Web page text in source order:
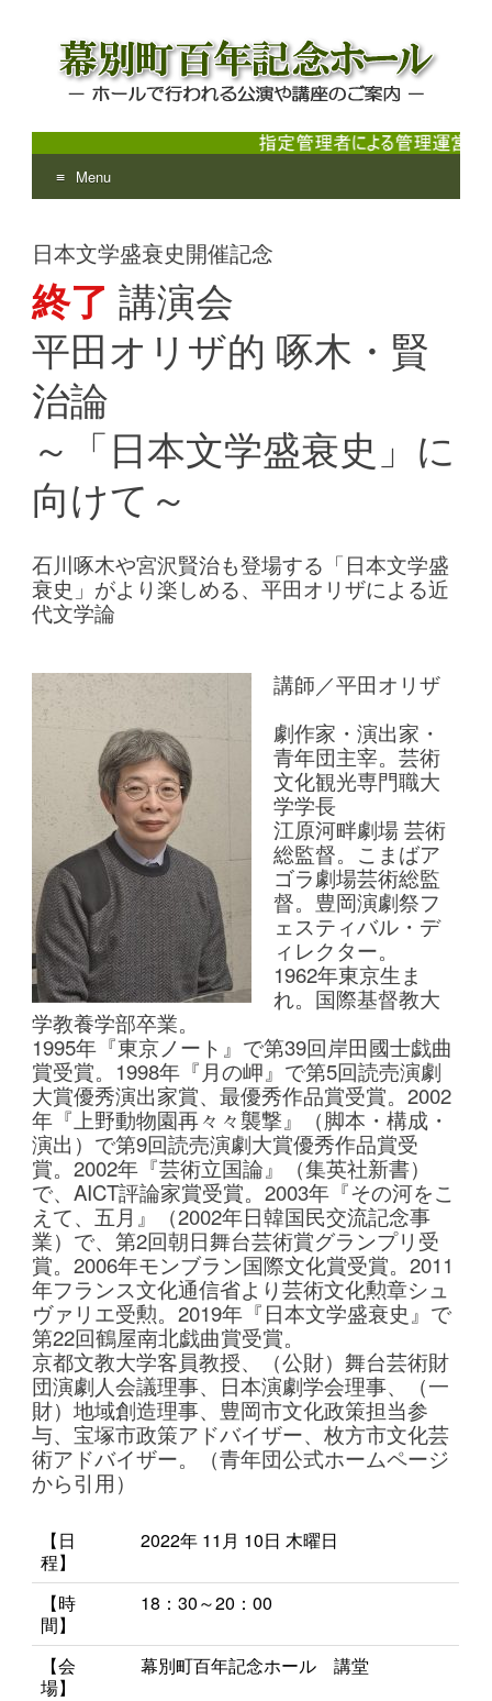
幕別町百年記念ホール
ホールで行われる公演や講座のご案内
Menu
to
content
日本文学盛衰史開催記念
終了講演会
平田オリザ的 啄木・賢
治論
～「日本文学盛衰史」に
向けて～
石川啄木や宮沢賢治も登場する「日本文学盛
衰史」がより楽しめる、平田オリザによる近
代文学論
講師／平田オリザ
劇作家・演出家・
青年団主宰。芸術
文化観光専門職大
学学長
江原河畔劇場 芸術
総監督。こまばア
ゴラ劇場芸術総監
督。豊岡演劇祭フ
ェスティバル・デ
ィレクター。
1962年東京生ま
れ。国際基督教大
学教養学部卒業。
1995年『東京ノート』で第39回岸田國士戯曲
賞受賞。1998年『月の岬』で第5回読売演劇
大賞優秀演出家賞、最優秀作品賞受賞。2002
年『上野動物園再々々襲撃』（脚本・構成・
演出）で第9回読売演劇大賞優秀作品賞受
賞。2002年『芸術立国論』（集英社新書）
で、AICT評論家賞受賞。2003年『その河をこ
えて、五月』（2002年日韓国民交流記念事
業）で、第2回朝日舞台芸術賞グランプリ受
賞。2006年モンブラン国際文化賞受賞。2011
年フランス文化通信省より芸術文化勲章シュ
ヴァリエ受勲。2019年『日本文学盛衰史』で
第22回鶴屋南北戯曲賞受賞。
京都文教大学客員教授、（公財）舞台芸術財
団演劇人会議理事、日本演劇学会理事、（一
財）地域創造理事、豊岡市文化政策担当参
与、宝塚市政策アドバイザー、枚方市文化芸
術アドバイザー。（青年団公式ホームページ
から引用）
【日
程】
2022年 11月 10日 木曜日
【時
間】
18：30～20：00
【会
場】
幕別町百年記念ホール 講堂